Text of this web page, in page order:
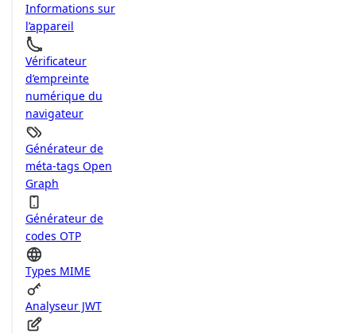
Informations sur
l’appareil
Vérificateur
d’empreinte
numérique du
navigateur
Générateur de
méta-tags Open
Graph
Générateur de
codes OTP
Types MIME
Analyseur JWT